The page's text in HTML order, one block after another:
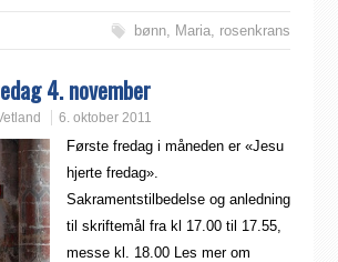
bønn Maria rosenkrans
4. november
6. oktober 2011
Første fredag i måneden er «Jesu
hjerte fredag».
Sakramentstilbedelse og anledning
til skriftemål fra kl 17.00 til 17.55,
messe kl. 18.00 Les mer om